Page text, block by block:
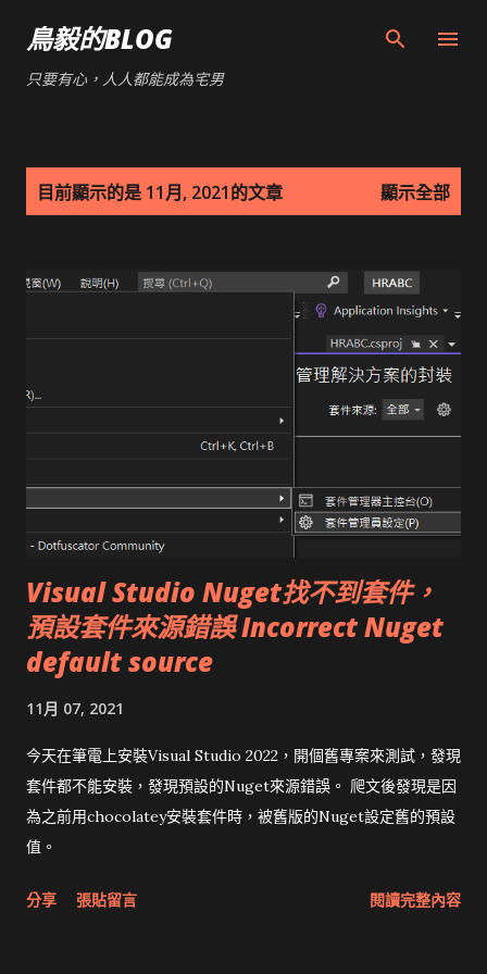
鳥毅的BLOG
只要有心，人人都能成為宅男
目前顯示的是 11月, 2021的文章 顯示全部
Visual Studio Nuget找不到套件，
預設套件來源錯誤 Incorrect Nuget
default source
11月 07, 2021
今天在筆電上安裝Visual Studio 2022，開個舊專案來測試，發現
套件都不能安裝，發現預設的Nuget來源錯誤。 爬文後發現是因
為之前用chocolatey安裝套件時，被舊版的Nuget設定舊的預設
值。
分享 張貼留言 閱讀完整內容